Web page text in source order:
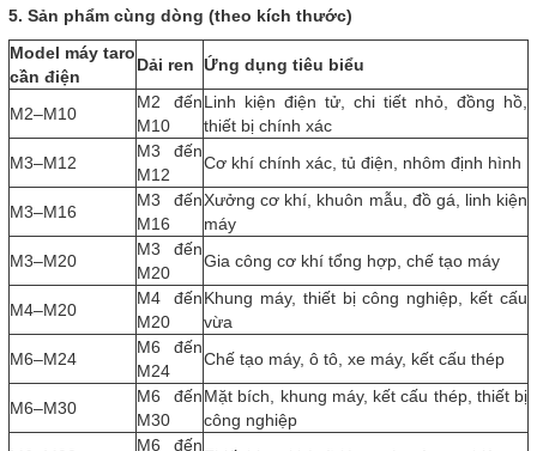
5. Sản phẩm cùng dòng (theo kích thước)
Model máy taro
cần điện
Dải ren Ứng dụng tiêu biểu
M2–M10
M2 đến
M10
Linh kiện điện tử, chi tiết nhỏ, đồng hồ,
thiết bị chính xác
M3–M12
M3 đến
M12
Cơ khí chính xác, tủ điện, nhôm định hình
M3–M16
M3 đến
M16
Xưởng cơ khí, khuôn mẫu, đồ gá, linh kiện
máy
M3–M20
M3 đến
M20
Gia công cơ khí tổng hợp, chế tạo máy
M4–M20
M4 đến
M20
Khung máy, thiết bị công nghiệp, kết cấu
vừa
M6–M24
M6 đến
M24
Chế tạo máy, ô tô, xe máy, kết cấu thép
M6–M30
M6 đến
M30
Mặt bích, khung máy, kết cấu thép, thiết bị
công nghiệp
M6 đến